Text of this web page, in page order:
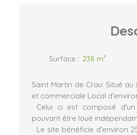
Surface : 238 m²
Saint Martin de Crau: Situé
et commerciale Local
Celui ci est composé
pouvant être loué
Le site bénéficie d'environ